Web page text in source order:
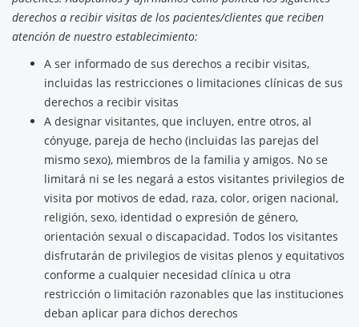
derechos a recibir visitas de los pacientes/clientes que reciben
atención de nuestro establecimiento:
A ser informado de sus derechos a recibir visitas,
incluidas las restricciones o limitaciones clínicas de sus
derechos a recibir visitas
A designar visitantes, que incluyen, entre otros, al
cónyuge, pareja de hecho (incluidas las parejas del
mismo sexo), miembros de la familia y amigos. No se
limitará ni se les negará a estos visitantes privilegios de
visita por motivos de edad, raza, color, origen nacional,
religión, sexo, identidad o expresión de género,
orientación sexual o discapacidad. Todos los visitantes
disfrutarán de privilegios de visitas plenos y equitativos
conforme a cualquier necesidad clínica u otra
restricción o limitación razonables que las instituciones
deban aplicar para dichos derechos